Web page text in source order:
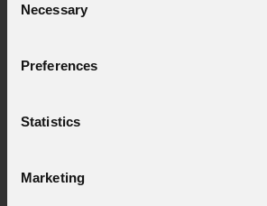
Selection
Necessary
Preferences
Statistics
Marketing
Nome Azienda